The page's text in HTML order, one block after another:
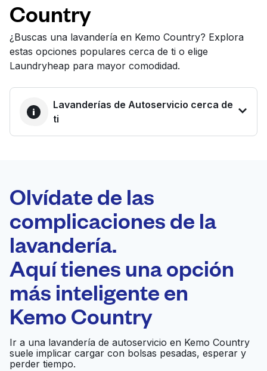
Síguenos en
Country
¿Buscas una lavandería en Kemo Country? Explora
estas opciones populares cerca de ti o elige
Laundryheap para mayor comodidad.
Lavanderías de Autoservicio cerca de
ti
Laundryheap.com
Programa tu recogida
0 min
Recojo y entrega
casa
Abierto 24/7
laundromat
Ir al sitio web
Olvídate de las
complicaciones de la
lavandería.
Aquí tienes una opción
más inteligente en
Kemo Country
Ir a una lavandería de autoservicio en Kemo Country
suele implicar cargar con bolsas pesadas, esperar y
perder tiempo.